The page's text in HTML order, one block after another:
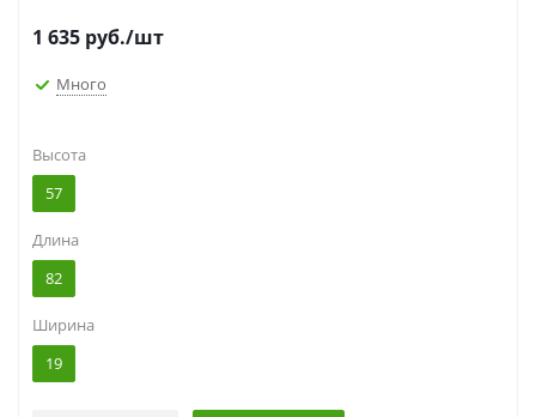
1 635 руб./шт
Много
Высота
57
Длина
82
Ширина
19